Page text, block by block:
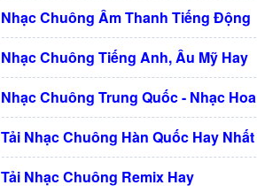
Nhạc Chuông Âm Thanh Tiếng Động
Nhạc Chuông Tiếng Anh, Âu Mỹ Hay
Nhạc Chuông Trung Quốc - Nhạc Hoa
Tải Nhạc Chuông Hàn Quốc Hay Nhất
Tải Nhạc Chuông Remix Hay